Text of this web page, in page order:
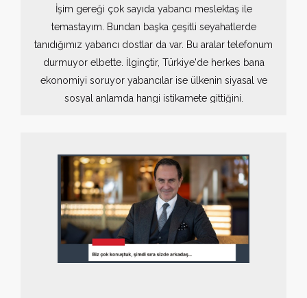
İşim gereği çok sayıda yabancı meslektaş ile
temastayım. Bundan başka çeşitli seyahatlerde
tanıdığımız yabancı dostlar da var. Bu aralar telefonum
durmuyor elbette. İlginçtir, Türkiye'de herkes bana
ekonomiyi soruyor yabancılar ise ülkenin siyasal ve
sosyal anlamda hangi istikamete gittiğini.